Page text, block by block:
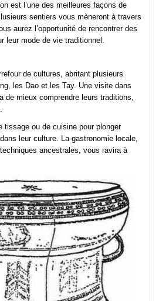
est l’une des meilleures façons de
sentiers vous mèneront à travers
aurez l’opportunité de rencontrer des
leur mode de vie traditionnel.
de cultures, abritant plusieurs
les Dao et les Tay. Une visite dans
de mieux comprendre leurs traditions,
tissage ou de cuisine pour plonger
leur culture. La gastronomie locale,
ancestrales, vous ravira à